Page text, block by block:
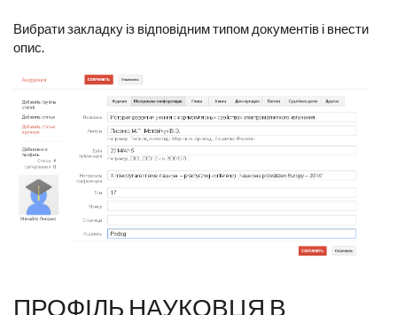
Вибрати закладку із відповідним типом документів і внести
опис.
ПРОФІЛЬ НАУКОВЦЯ В